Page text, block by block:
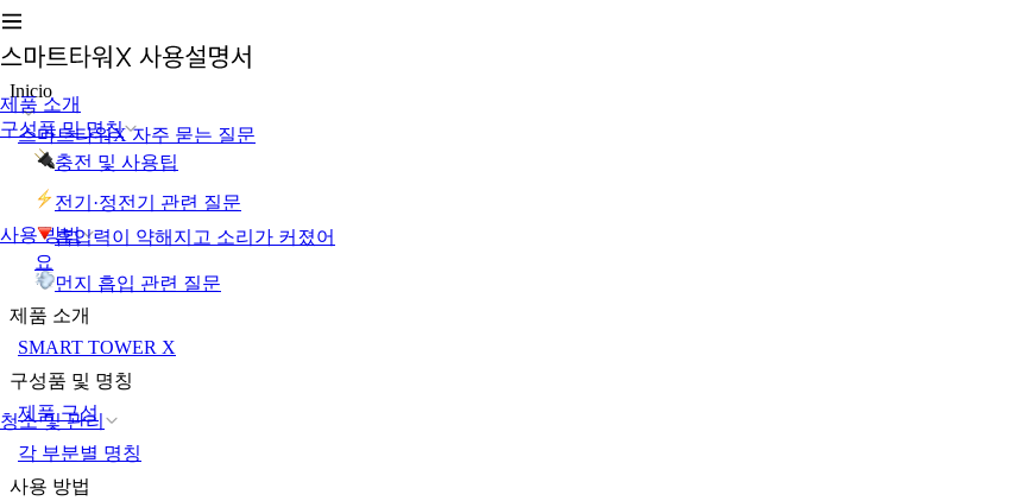
제품 소개
구성품 및 명칭
사용 방법
청소 및 관리
Inicio
스마트타워X 자주 묻는 질문
충전 및 사용팁
전기·정전기 관련 질문
흡입력이 약해지고 소리가 커졌어
요
먼지 흡입 관련 질문
제품 소개
SMART TOWER X
구성품 및 명칭
제품 구성
각 부분별 명칭
사용 방법